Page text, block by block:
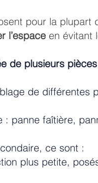
pour la plupart
l’espace en évitant
de plusieurs
de différentes
panne faîtière,
ce sont :
plus petite,